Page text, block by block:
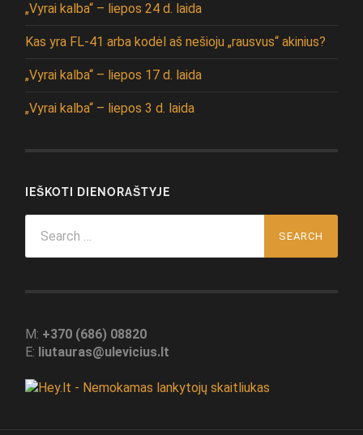
„Vyrai kalba“ – liepos 24 d. laida
Kas yra FL-41 arba kodėl aš nešioju „rausvus“ akinius?
„Vyrai kalba“ – liepos 17 d. laida
„Vyrai kalba“ – liepos 3 d. laida
IEŠKOTI DIENORAŠTYJE
for:
M: +370 (686) 08820
E: liutauras@ulevicius.lt